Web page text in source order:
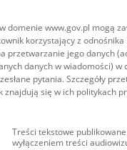
domenie www.gov.pl mogą
korzystający z
przetwarzanie jego danych
danych w wiadomości) w
pytania. Szczegóły
znajdują się w ich politykach
Treści tekstowe
wyłączeniem treści